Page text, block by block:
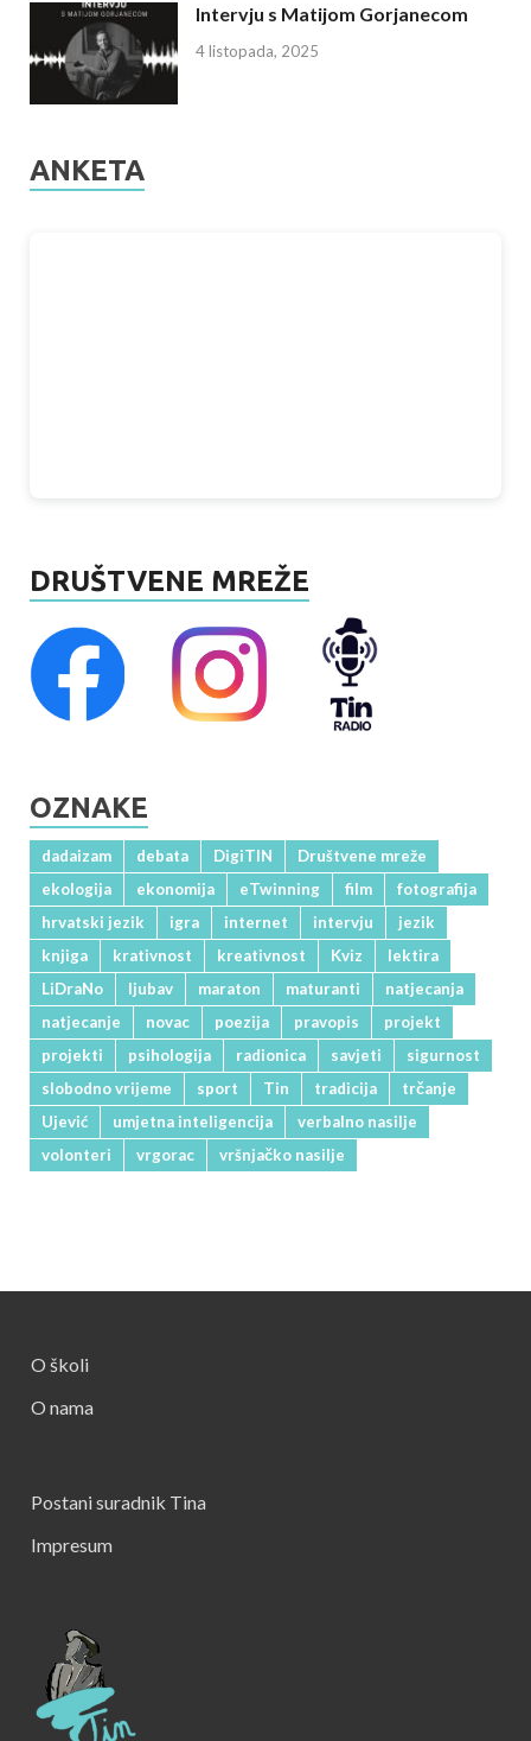
Intervju s Matijom Gorjanecom
4 listopada, 2025
ANKETA
DRUŠTVENE MREŽE
OZNAKE
dadaizam debata DigiTIN
Društvene mreže
ekologija
ekonomija eTwinning film
fotografija
hrvatski jezik
igra internet intervju
jezik
knjiga
krativnost kreativnost Kviz
lektira
LiDraNo
ljubav maraton maturanti
natjecanja
natjecanje
novac poezija pravopis
projekt
projekti
psihologija radionica savjeti
sigurnost
slobodno vrijeme
sport Tin tradicija
trčanje
Ujević
umjetna inteligencija
verbalno nasilje
volonteri
vrgorac vršnjačko nasilje
O školi
O nama
Postani suradnik Tina
Impresum